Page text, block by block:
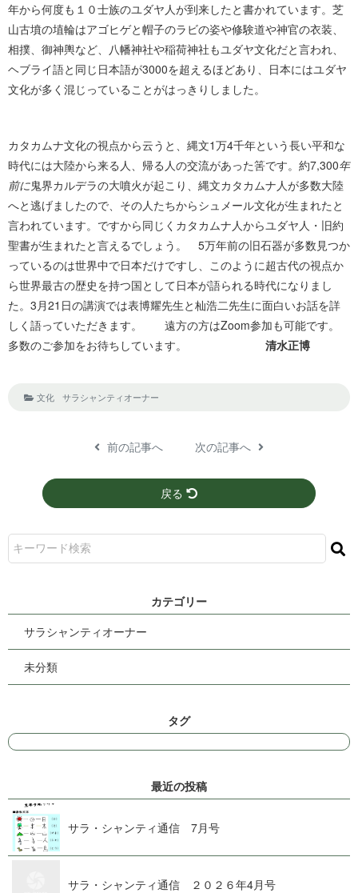
年から何度も１０士族のユダヤ人が到来したと書かれています。芝
山古墳の埴輪はアゴヒゲと帽子のラビの姿や修験道や神官の衣装、
相撲、御神輿など、八幡神社や稲荷神社もユダヤ文化だと言われ、
ヘブライ語と同じ日本語が3000を超えるほどあり、日本にはユダヤ
文化が多く混じっていることがはっきりし ま し た 。
カタカムナ文化の視点から云うと、縄文1万4千年という長い平和な
時代には大陸から来る人、帰る人の交流があった筈です。約7,300年
前に鬼界カルデラの大噴火が起こり、縄文カタカムナ人が多数大陸
へと逃げましたので、その人たちからシュメール文化が生まれたと
言われています。ですから同じくカタカムナ人からユダヤ人・旧約
聖書が生まれたと言えるでしょう。 5万年前の旧石器が多数見つか
っているのは世界中で日本だけですし、このように超古代の視点か
ら世界最古の歴史を持つ国として日本が語られる時代になりまし
た。3月21日の講演では表博耀先生と杣浩二先生に面白いお話を詳
しく語っていただきます。 遠方の方はZoom参加も可能です。
多数のご参加をお待ちしています。
清水正博
文化 サラシャンティオーナー
前の記事へ 次の記事へ
戻る
カ テ ゴ リ ー
サラシャンティオーナー
未分類
タ グ
最 近 の 投 稿
サラ・シャンティ通信 7 月 号
サラ・シャンティ通信 ２０２６ 年 4 月 号